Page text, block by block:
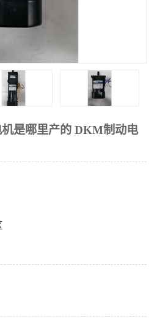
是哪里产的 DKM制动电
东元电机